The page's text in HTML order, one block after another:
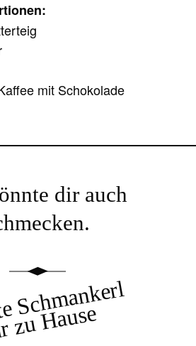
mit Schokolade
dir auch
Schmankerl
zu Hause